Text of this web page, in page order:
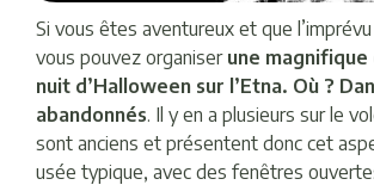
Si vous êtes aventureux et que
vous pouvez organiser une
nuit d’Halloween sur l’Etna. Où ?
abandonnés. Il y en a plusieurs sur le
sont anciens et présentent donc cet
usée typique, avec des fenêtres